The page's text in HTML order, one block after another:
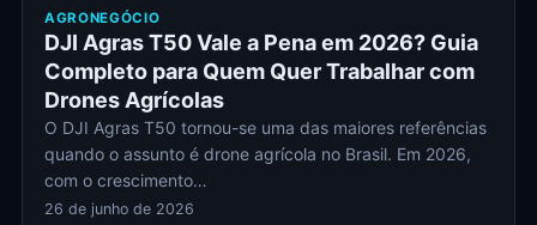
AGRONEGÓCIO
DJI Agras T50 Vale a Pena em 2026? Guia
Completo para Quem Quer Trabalhar com
Drones Agrícolas
O DJI Agras T50 tornou-se uma das maiores referências
quando o assunto é drone agrícola no Brasil. Em 2026,
com o crescimento…
26 de junho de 2026